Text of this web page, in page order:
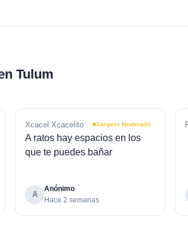
Tulum
Xcacel Xcacelito Sargazo Moderado
A ratos hay espacios en los
que te puedes bañar
A
Anónimo
Hace 2 semanas